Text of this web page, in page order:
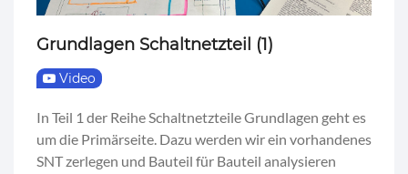
Grundlagen Schaltnetzteil (1)
Video
In Teil 1 der Reihe Schaltnetzteile Grundlagen geht es
um die Primärseite. Dazu werden wir ein vorhandenes
SNT zerlegen und Bauteil für Bauteil analysieren